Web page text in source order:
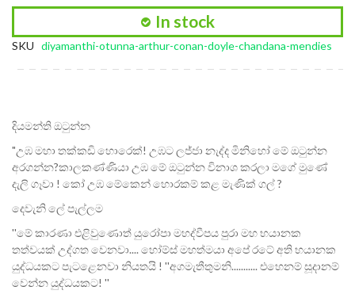
In stock
SKU diyamanthi-otunna-arthur-conan-doyle-chandana-mendies
දියමන්ති ඔටුන්න
"උඹ මහා තක්කඩි හොරෙක්! උඹට ලජ්ජා නැද්ද මිනිහෝ මේ ඔටුන්න
අරගන්න?කාලකණ්ණියා උඹ මේ ඔටුන්න විනාශ කරලා මගේ මුණේ
දැලි ගෑවා ! කෝ උඹ මේකෙන් හොරකම් කළ මැණික් ගල් ?
දෙවැනි ලේ පැල්ලම
''මේ කාරණා එළිවුණොත් යුරෝපා මහද්වීපය පුරා මහ භයානක
තත්වයක් උද්ගත වෙනවා.... හෝම්ස් මහත්මයා අපේ රටේ අති භයානක
යුද්ධයකට පැටළෙනවා නියතයි ! ''අගමැතීතුමනි........... එහෙනම් සූදානම්
වෙන්න යුද්ධයකට! ''